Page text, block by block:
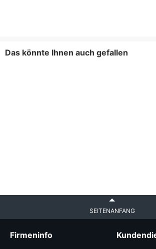
Das könnte Ihnen auch gefallen
SEITENANFANG
Firmeninfo